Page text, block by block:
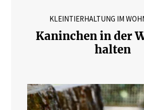
KLEINTIERHALTUNG IM
Kaninchen in der
halten